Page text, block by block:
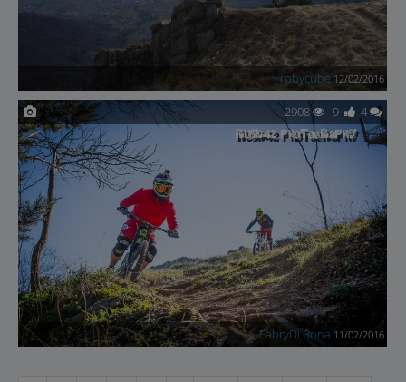
robycube 12/02/2016
2908 9 4
FabryDi Bona 11/02/2016